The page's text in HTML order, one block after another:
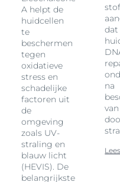
A helpt de
huidcellen
te
beschermen
tegen
oxidatieve
stress en
schadelijke
factoren uit
de
omgeving
zoals UV-
straling en
blauw licht
(HEVIS). De
belangrijkste
dat
na